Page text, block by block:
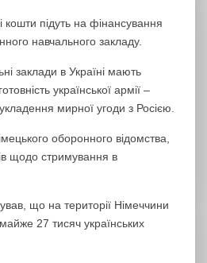
кошти підуть на фінансування
навчального закладу.
заклади в Україні мають
української армії –
мирної угоди з Росією.
оборонного відомства,
щодо стримування в
що на території Німеччини
27 тисяч українських